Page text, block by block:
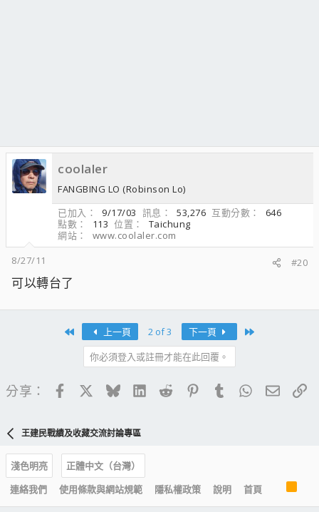
coolaler
FANGBING LO (Robinson Lo)
已加入
9/17/03 訊息 53,276 互動分數
646
點數
113 位置
Taichung
網站
www.coolaler.com
8/27/11
#20
可以轉台了
上一頁 2 of 3 下一頁
你必須登入或註冊才能在此回覆。
分享： FacebookBlueskyLinkedIn
Reddit PinterestTumblrWhatsApp
電子
王建民戰績及收藏交流討論專區
淺色明亮
正體中文（台灣）
連絡我們
使用條款與網站規範 隱私權政策 說明 首頁
S